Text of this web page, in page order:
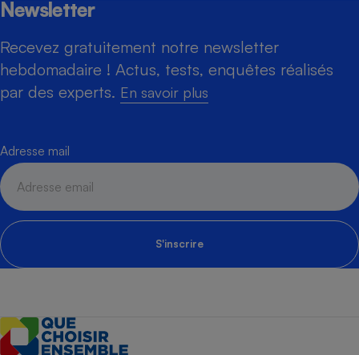
Newsletter
Recevez gratuitement notre newsletter
hebdomadaire ! Actus, tests, enquêtes réalisés
par des experts. En savoir plus
Adresse mail
S'inscrire